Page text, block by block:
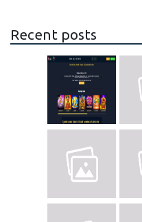
Recent posts